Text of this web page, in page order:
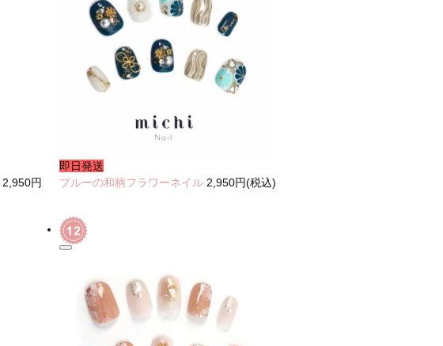
2,950円
即日発送
ブルーの和柄フラワーネイル 2,950円(税込)